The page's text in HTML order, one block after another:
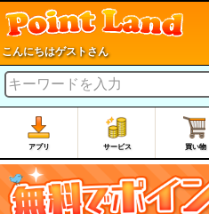
こんにちはゲストさん
アプリ サービス 買い物